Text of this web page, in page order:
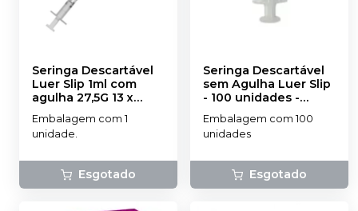
Seringa Descartável
Luer Slip 1ml com
agulha 27,5G 13 x
0,38mm
Embalagem com 1
unidade.
Esgotado
Seringa Descartável
sem Agulha Luer Slip
- 100 unidades -
PROCARE
Embalagem com 100
unidades
Esgotado